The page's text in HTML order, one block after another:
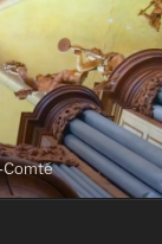
Comté